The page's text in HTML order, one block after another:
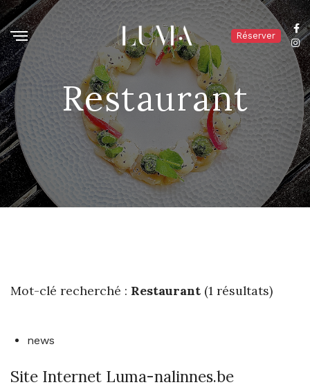
Réserver
Restaurant
Mot-clé recherché : Restaurant (1 résultats)
news
Site Internet Luma-nalinnes.be